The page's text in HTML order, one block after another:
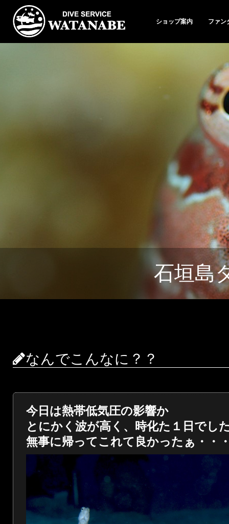
ショップ案内 ファン
石垣島
なんでこんなに？？
今日は熱帯低気圧の影響か
とにかく波が高く、時化た１日でし
無事に帰ってこれて良かったぁ・・